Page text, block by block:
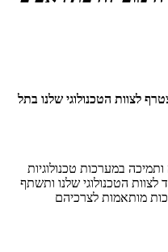
לצוות הטכנולוגי שלנו בתל
במערכות טכנולוגיות
לצוות הטכנולוגי שלנו ותשתף
מותאמות לצרכיהם